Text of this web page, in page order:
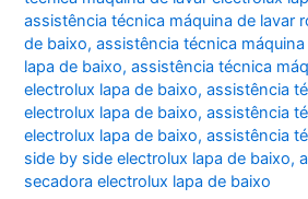
assistência técnica máquina de lavar
de baixo,assistência técnica
lapa de baixo,assistência técnica
electrolux lapa de baixo,assistência
electrolux lapa de baixo,assistência
electrolux lapa de baixo,assistência
side by side electrolux lapa de baixo,
secadora electrolux lapa de baixo